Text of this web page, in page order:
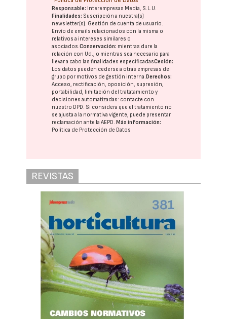
Responsable: Interempresas Media, S.L.U.
Finalidades: Suscripción a nuestra(s)
newsletter(s). Gestión de cuenta de usuario.
Envío de emails relacionados con la misma o
relativos a intereses similares o
asociados.Conservación: mientras dure la
relación con Ud., o mientras sea necesario para
llevar a cabo las finalidades especificadasCesión:
Los datos pueden cederse a otras empresas del
grupo por motivos de gestión interna. Derechos:
Acceso, rectificación, oposición, supresión,
portabilidad, limitación del tratatamiento y
decisiones automatizadas: contacte con
nuestro DPD. Si considera que el tratamiento no
se ajusta a la normativa vigente, puede presentar
reclamación ante laAEPD. Más información:
Política de Protección de Datos
REVISTAS